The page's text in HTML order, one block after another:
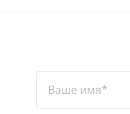
Ваше имя*